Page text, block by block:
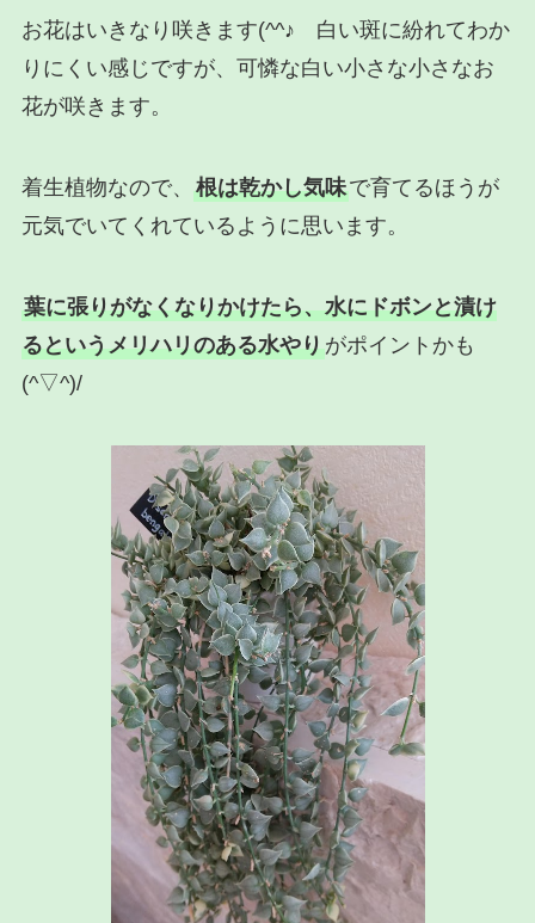
お花はいきなり咲きます(^^♪ 白い斑に紛れてわか
りにくい感じですが、可憐な白い小さな小さなお
花が咲きます。
着生植物なので、 根は乾かし気味で育てるほうが
元気でいてくれているように思います。
葉に張りがなくなりかけたら、水にドボンと漬け
るというメリハリのある水やりがポイントかも
(^▽^)/